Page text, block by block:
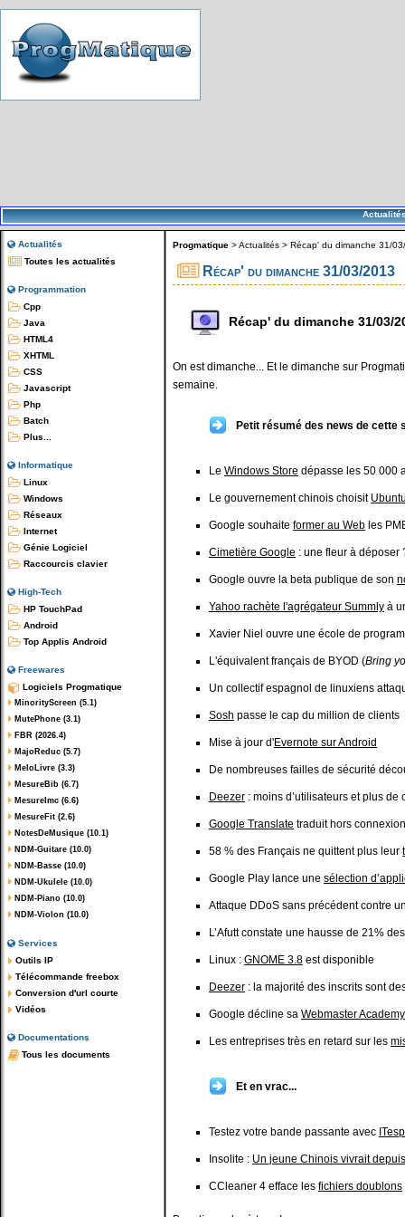
Actualités
Toutes les actualités
Programmation
Cpp
Java
HTML4
XHTML
CSS
Javascript
Php
Batch
Plus...
Informatique
Linux
Windows
Réseaux
Internet
Génie Logiciel
Raccourcis clavier
High-Tech
HP TouchPad
Android
Top Applis Android
Freewares
Logiciels Progmatique
MinorityScreen (5.1)
MutePhone (3.1)
FBR (2026.4)
MajoReduc (5.7)
MeloLivre (3.3)
MesureBib (6.7)
MesureImc (6.6)
MesureFit (2.6)
NotesDeMusique (10.1)
NDM-Guitare (10.0)
NDM-Basse (10.0)
NDM-Ukulele (10.0)
NDM-Piano (10.0)
NDM-Violon (10.0)
Services
Outils IP
Télécommande freebox
Conversion d'url courte
Vidéos
Documentations
Tous les documents
Progmatique >Actualités > Récap' du dimanche 31/
Récap' du dimanche 31/03/2013
Récap' du dimanche 31/03/
On est dimanche... Et le dimanche sur
semaine.
Petit résumé des news de cette
Le Windows Store dépasse les 50 000
Le gouvernement chinois choisit
Google souhaite former au Web les
Cimetière Google : une fleur à déposer
Google ouvre la beta publique de son
Yahoo rachète l'agrégateur Summly à
Xavier Niel ouvre une école de
L'équivalent français de BYOD (Bring
Un collectif espagnol de linuxiens
Sosh passe le cap du million de clients
Mise à jour d'Evernote sur Android
De nombreuses failles de sécurité
Deezer : moins d’utilisateurs et plus
Google Translate traduit hors
58 % des Français ne quittent plus leur
Google Play lance une sélection
Attaque DDoS sans précédent contre
L’Afutt constate une hausse de 21%
Linux : GNOME 3.8 est disponible
Deezer : la majorité des inscrits sont
Google décline sa Webmaster Academy
Les entreprises très en retard sur les
Et en vrac...
Testez votre bande passante avec
Insolite : Un jeune Chinois vivrait
CCleaner 4 efface les fichiers doublons